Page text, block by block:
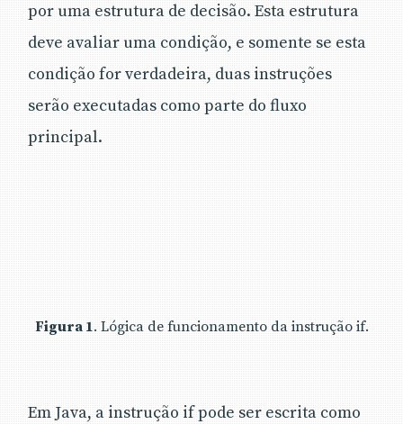
por uma estrutura de decisão. Esta estrutura
deve avaliar uma condição, e somente se esta
condição for verdadeira, duas instruções
serão executadas como parte do fluxo
principal.
Figura 1. Lógica de funcionamento da instrução if.
Em Java, a instrução if pode ser escrita como